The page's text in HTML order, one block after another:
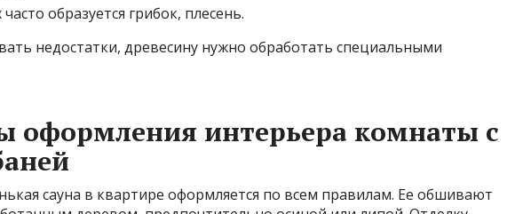
образуется грибок, плесень.
недостатки, древесину нужно обработать специальными
оформления интерьера комнаты с
сауна в квартире оформляется по всем правилам. Ее обшивают